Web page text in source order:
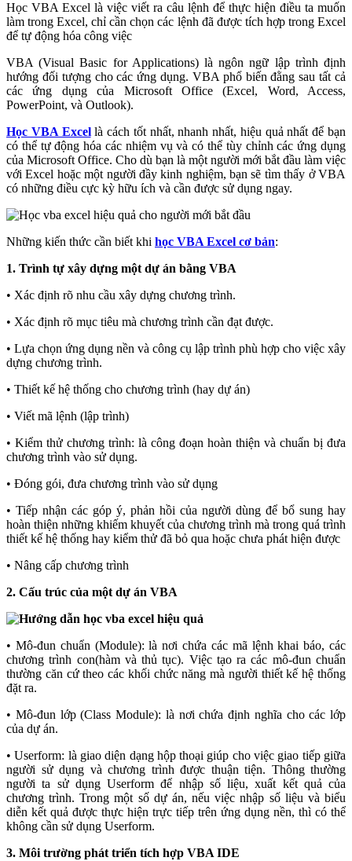
Học VBA Excel là việc viết ra câu lệnh để thực hiện điều ta muốn
làm trong Excel, chỉ cần chọn các lệnh đã được tích hợp trong Excel
để tự động hóa công việc
VBA (Visual Basic for Applications) là ngôn ngữ lập trình định
hướng đối tượng cho các ứng dụng. VBA phổ biến đằng sau tất cả
các ứng dụng của Microsoft Office (Excel, Word, Access,
PowerPoint, và Outlook).
Học VBA Excel là cách tốt nhất, nhanh nhất, hiệu quả nhất để bạn
có thể tự động hóa các nhiệm vụ và có thể tùy chỉnh các ứng dụng
của Microsoft Office. Cho dù bạn là một người mới bắt đầu làm việc
với Excel hoặc một người đầy kinh nghiệm, bạn sẽ tìm thấy ở VBA
có những điều cực kỳ hữu ích và cần được sử dụng ngay.
Những kiến thức cần biết khi học VBA Excel cơ bản:
1. Trình tự xây dựng một dự án bằng VBA
• Xác định rõ nhu cầu xây dựng chương trình.
• Xác định rõ mục tiêu mà chương trình cần đạt được.
• Lựa chọn ứng dụng nền và công cụ lập trình phù hợp cho việc xây
dựng chương trình.
• Thiết kế hệ thống cho chương trình (hay dự án)
• Viết mã lệnh (lập trình)
• Kiểm thử chương trình: là công đoạn hoàn thiện và chuẩn bị đưa
chương trình vào sử dụng.
• Đóng gói, đưa chương trình vào sử dụng
• Tiếp nhận các góp ý, phản hồi của người dùng để bổ sung hay
hoàn thiện những khiếm khuyết của chương trình mà trong quá trình
thiết kế hệ thống hay kiểm thử đã bỏ qua hoặc chưa phát hiện được
• Nâng cấp chương trình
2. Cấu trúc của một dự án VBA
• Mô-đun chuẩn (Module): là nơi chứa các mã lệnh khai báo, các
chương trình con(hàm và thủ tục). Việc tạo ra các mô-đun chuẩn
thường căn cứ theo các khối chức năng mà người thiết kế hệ thống
đặt ra.
• Mô-đun lớp (Class Module): là nơi chứa định nghĩa cho các lớp
của dự án.
• Userform: là giao diện dạng hộp thoại giúp cho việc giao tiếp giữa
người sử dụng và chương trình được thuận tiện. Thông thường
người ta sử dụng Userform để nhập số liệu, xuất kết quả của
chương trình. Trong một số dự án, nếu việc nhập số liệu và biểu
diễn kết quả được thực hiện trực tiếp trên ứng dụng nền, thì có thể
không cần sử dụng Userform.
3. Môi trường phát triển tích hợp VBA IDE